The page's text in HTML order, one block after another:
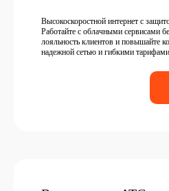
Высокоскоростной интернет с
Работайте с облачными сервисами
лояльность клиентов и повышайте
надежной сетью и гибкими